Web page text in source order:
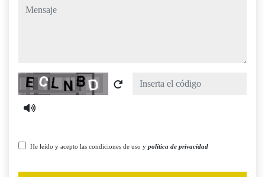
mensaje
Captcha
He leído y acepto las condiciones de uso y política de privacidad